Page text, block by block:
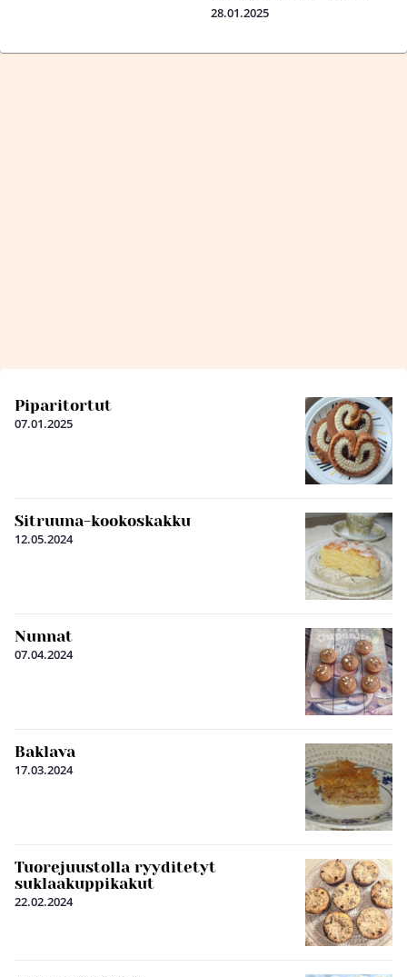
28.01.2025
Piparitortut
07.01.2025
Sitruuna-kookoskakku
12.05.2024
Nunnat
07.04.2024
Baklava
17.03.2024
Tuorejuustolla ryyditetyt
suklaakuppikakut
22.02.2024